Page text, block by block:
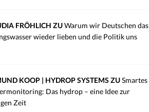
FRÖHLICH ZUWarum wir Deutschen das
wieder lieben und die Politik uns
KOOP | HYDROP SYSTEMS ZUSmartes
Das hydrop – eine Idee zur
Zeit